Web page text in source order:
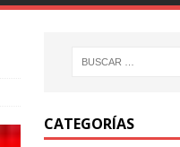
CATEGORÍAS